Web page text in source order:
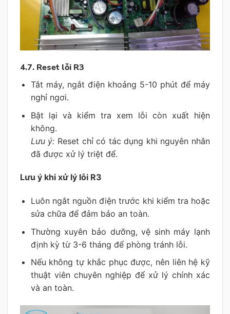
4.7. Reset lỗi R3
Tắt máy, ngắt điện khoảng 5-10 phút để máy
nghỉ ngơi.
Bật lại và kiểm tra xem lỗi còn xuất hiện
không.
Lưu ý: Reset chỉ có tác dụng khi nguyên nhân
đã được xử lý triệt để.
Lưu ý khi xử lý lỗi R3
Luôn ngắt nguồn điện trước khi kiểm tra hoặc
sửa chữa để đảm bảo an toàn.
Thường xuyên bảo dưỡng, vệ sinh máy lạnh
định kỳ từ 3-6 tháng để phòng tránh lỗi.
Nếu không tự khắc phục được, nên liên hệ kỹ
thuật viên chuyên nghiệp để xử lý chính xác
và an toàn.